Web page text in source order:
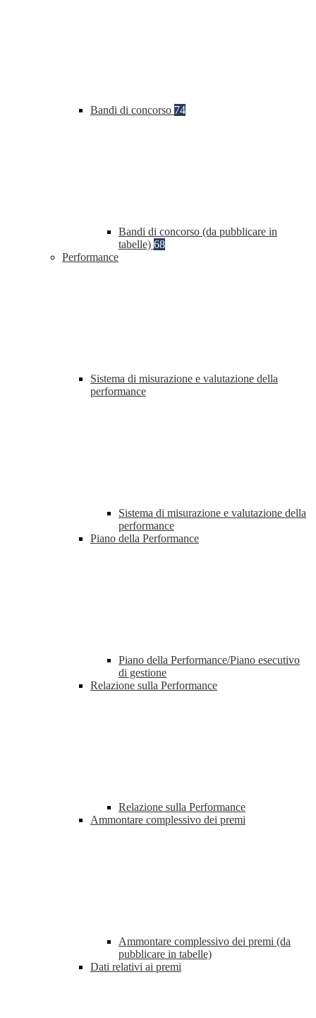
Bandi di concorso 74
Bandi di concorso (da pubblicare in
tabelle) 68
Performance
Sistema di misurazione e valutazione della
performance
Sistema di misurazione e valutazione della
performance
Piano della Performance
Piano della Performance/Piano esecutivo
di gestione
Relazione sulla Performance
Relazione sulla Performance
Ammontare complessivo dei premi
Ammontare complessivo dei premi (da
pubblicare in tabelle)
Dati relativi ai premi